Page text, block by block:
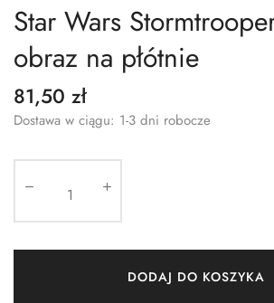
Star Wars
obraz na płótnie
81,50 zł
Dostawa w ciągu: 1-3 dni robocze
DODAJ DO KOSZYKA